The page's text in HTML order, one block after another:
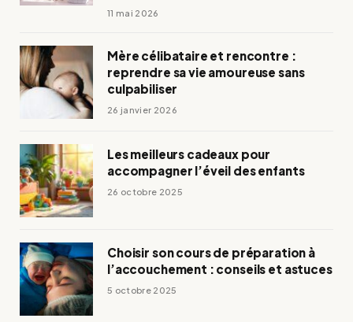
11 mai 2026
Mère célibataire et rencontre :
reprendre sa vie amoureuse sans
culpabiliser
26 janvier 2026
Les meilleurs cadeaux pour
accompagner l’éveil des enfants
26 octobre 2025
Choisir son cours de préparation à
l’accouchement : conseils et astuces
5 octobre 2025